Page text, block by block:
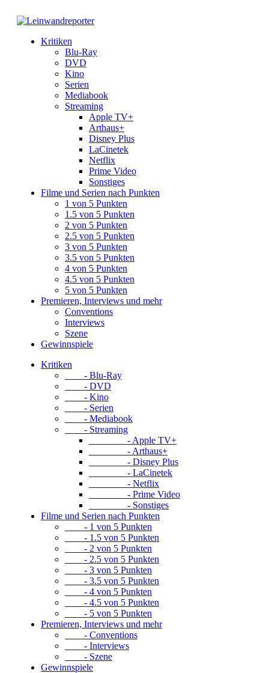
Kritiken
Blu-Ray
DVD
Kino
Serien
Mediabook
Streaming
Apple TV+
Arthaus+
Disney Plus
LaCinetek
Netflix
Prime Video
Sonstiges
Filme und Serien nach Punkten
1 von 5 Punkten
1.5 von 5 Punkten
2 von 5 Punkten
2.5 von 5 Punkten
3 von 5 Punkten
3.5 von 5 Punkten
4 von 5 Punkten
4.5 von 5 Punkten
5 von 5 Punkten
Premieren, Interviews und mehr
Conventions
Interviews
Szene
Gewinnspiele
Kritiken
- Blu-Ray
- DVD
- Kino
- Serien
- Mediabook
- Streaming
- Apple TV+
- Arthaus+
- Disney Plus
- LaCinetek
- Netflix
- Prime Video
- Sonstiges
Filme und Serien nach Punkten
- 1 von 5 Punkten
- 1.5 von 5 Punkten
- 2 von 5 Punkten
- 2.5 von 5 Punkten
- 3 von 5 Punkten
- 3.5 von 5 Punkten
- 4 von 5 Punkten
- 4.5 von 5 Punkten
- 5 von 5 Punkten
Premieren, Interviews und mehr
- Conventions
- Interviews
- Szene
Gewinnspiele